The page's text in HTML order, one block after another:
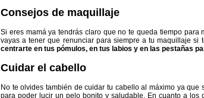
Consejos de maquillaje
Si eres mamá ya tendrás claro que no te queda tiempo
vayas a tener que renunciar para siempre a tu maquillaje si
centrarte en tus pómulos, en tus labios y en las pestañas
Cuidar el cabello
No te olvides también de cuidar tu cabello al máximo ya
para poder lucir un pelo bonito y saludable. En cuanto a